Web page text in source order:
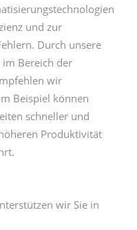
und zur
Durch unsere
im Bereich der
wir
Beispiel können
schneller und
Produktivität
wir Sie in